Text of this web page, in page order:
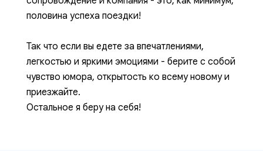
половина успеха поездки!
Так что если вы едете за впечатлениями,
легкостью и яркими эмоциями - берите с собой
чувство юмора, открытость ко всему новому и
приезжайте.
Остальное я беру на себя!